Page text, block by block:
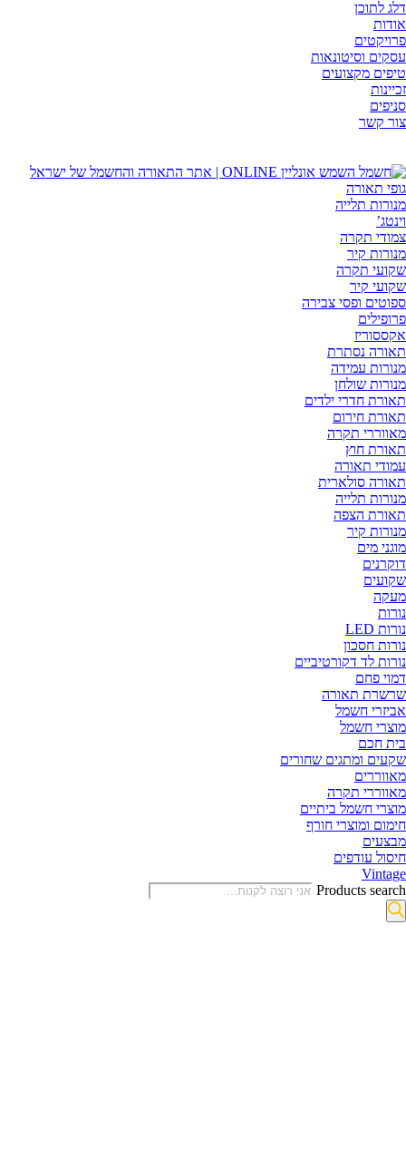
דלג לתוכן
אודות
פרויקטים
עסקים וסיטונאות
טיפים מקצועים
זכיינות
סניפים
צור קשר
גופי תאורה
מנורות תלייה
וינטג’
צמודי תקרה
מנורות קיר
שקועי תקרה
שקועי קיר
ספוטים ופסי צבירה
פרופילים
אקססוריז
תאורה נסתרת
מנורות עמידה
מנורות שולחן
תאורת חדרי ילדים
תאורת חירום
מאווררי תקרה
תאורת חוץ
עמודי תאורה
תאורה סולארית
מנורות תלייה
תאורת הצפה
מנורות קיר
מוגני מים
דוקרנים
שקועים
מעקה
נורות
נורות LED
נורות חסכון
נורות לד דקורטיביים
דמוי פחם
שרשרת תאורה
אביזרי חשמל
מוצרי חשמל
בית חכם
שקעים ומתגים שחורים
מאווררים
מאווררי תקרה
מוצרי חשמל ביתיים
חימום ומוצרי חורף
מבצעים
חיסול עודפים
Vintage
Products search